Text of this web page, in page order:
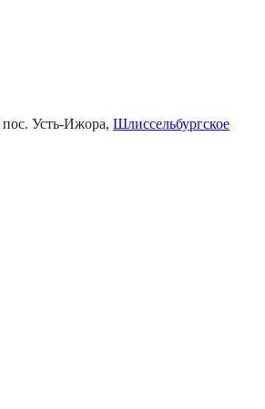
пос. Усть-Ижора, Шлиссельбургское